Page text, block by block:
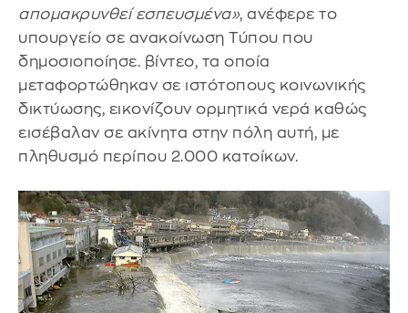
απομακρυνθεί εσπευσμένα», ανέφερε το
υπουργείο σε ανακοίνωση Τύπου που
δημοσιοποίησε. βίντεο, τα οποία
μεταφορτώθηκαν σε ιστότοπους κοινωνικής
δικτύωσης, εικονίζουν ορμητικά νερά καθώς
εισέβαλαν σε ακίνητα στην πόλη αυτή, με
πληθυσμό περίπου 2.000 κατοίκων.